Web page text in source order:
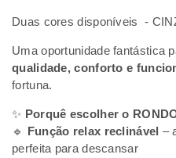
Duas cores disponíveis -
Uma oportunidade fantástica
qualidade, conforto e
fortuna.
✨ Porquê escolher o
🔹 Função relax reclinável –
perfeita para descansar